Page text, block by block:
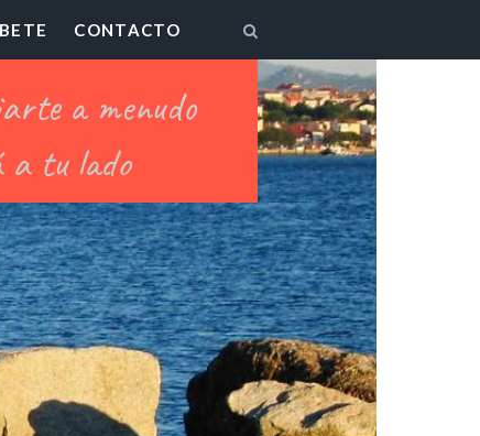
CONTACTO